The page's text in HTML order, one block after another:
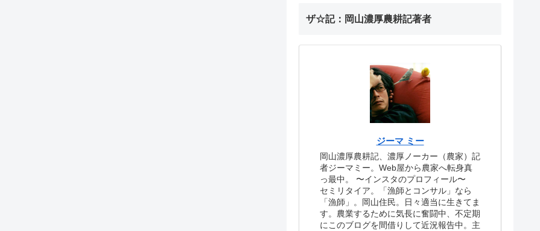
ザ☆記：岡山濃厚農耕記著者
ジーマ ミー
岡山濃厚農耕記、濃厚ノーカー（農家）記
者ジーマミー。Web屋から農家へ転身真
っ最中。
〜インスタのプロフィール〜
セミリタイア。「漁師とコンサル」なら
「漁師」。岡山住民。日々適当に生きてま
す。農業するために気長に奮闘中、不定期
にこのブログを間借りして近況報告中。主